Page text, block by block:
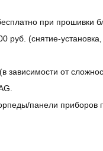
при прошивки
руб. (снятие-
от
панели приборов